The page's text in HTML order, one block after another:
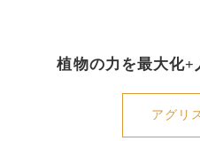
植物の力を最大化
アグリ